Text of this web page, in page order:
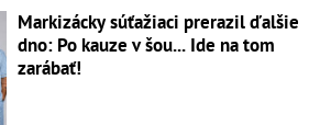
Markizácky súťažiaci prerazil ďalšie
dno: Po kauze v šou... Ide na tom
zarábať!